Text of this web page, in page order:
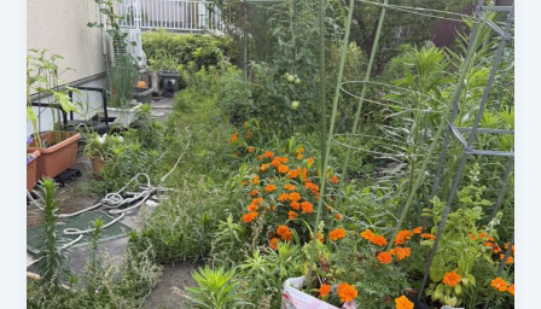
穫・
追
肥
で
夏
野
菜
を
リ